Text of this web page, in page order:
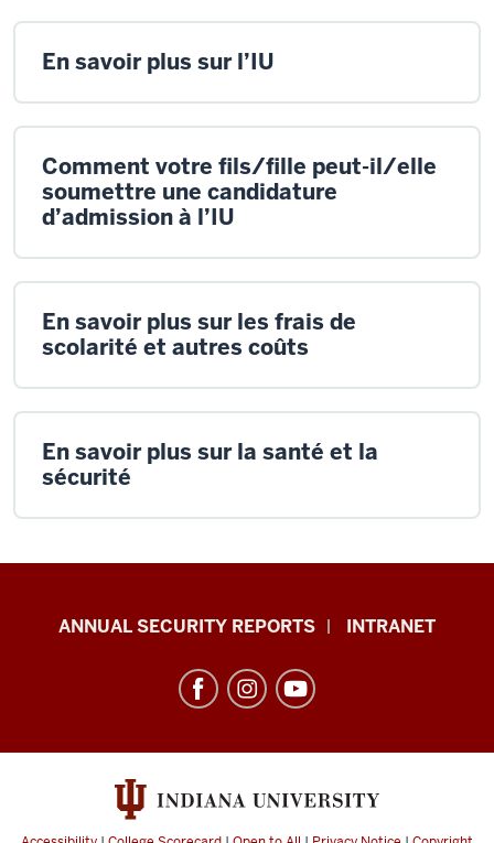
En savoir plus sur l’IU
Comment votre fils/fille peut-il/elle
soumettre une candidature
d’admission à l’IU
En savoir plus sur les frais de
scolarité et autres coûts
En savoir plus sur la santé et la
sécurité
Office
International
resources
ANNUAL SECURITY REPORTS INTRANET